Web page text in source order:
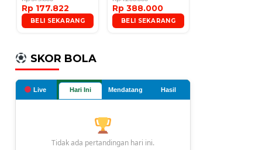
Rp 177.822
BELI SEKARANG
Microphone
Rp 388.000
BELI SEKARANG
SKOR BOLA
Live Hari Ini Mendatang Hasil
Tidak ada pertandingan hari ini.